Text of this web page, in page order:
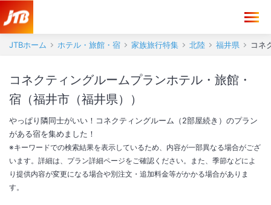
JTBホーム ホテル・旅館・宿 家族旅行特集 北陸 福井県 コネ
コネクティングルームプランホテル・旅館・
宿（福井市（福井県））
やっぱり隣同士がいい！コネクティングルーム（2部屋続き）のプラン
がある宿を集めました！
※キーワードでの検索結果を表示しているため、内容が一部異なる場合がござ
います。詳細は、プラン詳細ページをご確認ください。また、季節などによ
り提供内容が変更になる場合や別注文・追加料金等がかかる場合がありま
す。